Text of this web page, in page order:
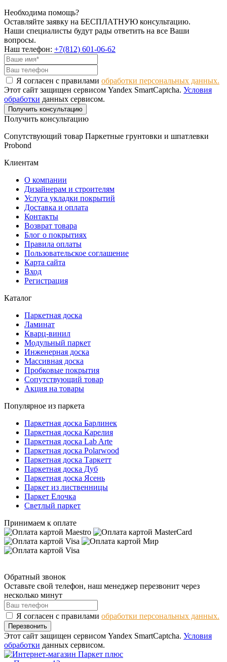
Необходима помощь?
Оставляйте заявку на БЕСПЛАТНУЮ консультацию.
Наши специалисты будут рады ответить на все Ваши
вопросы.
Наш телефон: +7(812) 601-06-62
Я согласен с правилами обработки персональных данных.
Этот сайт защищен сервисом Yandex SmartCaptcha. Условия
обработки данных сервисом.
Получить консультацию
Получить консультацию
Сопутствующий товар Паркетные грунтовки и шпатлевки
Probond
Клиентам
О компании
Дизайнерам и строителям
Услуга укладки покрытий
Доставка и оплата
Контакты
Возврат товара
Блог о покрытиях
Правила оплаты
Пользовательское соглашение
Карта сайта
Вход
Регистрация
Каталог
Паркетная доска
Ламинат
Кварц-винил
Модульный паркет
Инженерная доска
Массивная доска
Пробковые покрытия
Сопутствующий товар
Акция на товары
Популярное из паркета
Паркетная доска Барлинек
Паркетная доска Карелия
Паркетная доска Lab Arte
Паркетная доска Polarwood
Паркетная доска Таркетт
Паркетная доска Дуб
Паркетная доска Ясень
Паркет из лиственницы
Паркет Елочка
Светлый паркет
Принимаем к оплате
Обратный звонок
Оставьте свой телефон, наш менеджер перезвонит через
несколько минут
Я согласен с правилами обработки персональных данных.
Перезвонить
Этот сайт защищен сервисом Yandex SmartCaptcha. Условия
обработки данных сервисом.